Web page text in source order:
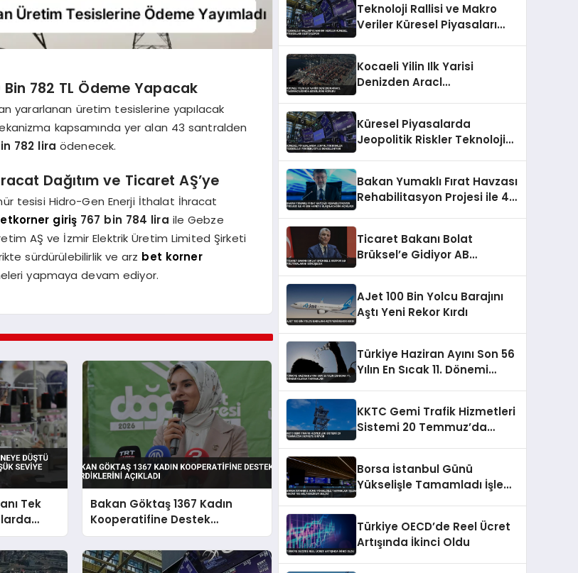
782 TL Ödeme Yapacak
yararlanan üretim tesislerine yapılacak
kapsamında yer alan 43 santralden
782 lira ödenecek.
Dağıtım ve Ticaret AŞ’ye
tesisi Hidro-Gen Enerji İthalat İhracat
giriş 767 bin 784 lira ile Gebze
AŞ ve İzmir Elektrik Üretim Limited Şirketi
sürdürülebilirlik ve arz bet korner
yapmaya devam ediyor.
Tek
Seviye
Bakan Göktaş 1367 Kadın
Kooperatifine Destek
Verdiklerini Açıkladı
Teknoloji Rallisi ve Makro
Veriler Küresel Piyasaları
Kocaeli Yilin Ilk Yarisi
Denizden Aracl
Küresel Piyasalarda
Jeopolitik Riskler Teknoloji
Bakan Yumaklı Fırat Havzası
Rehabilitasyon Projesi ile 40
Ticaret Bakanı Bolat
Brüksel’e Gidiyor AB
AJet 100 Bin Yolcu Barajını
Aştı Yeni Rekor Kırdı
Türkiye Haziran Ayını Son 56
Yılın En Sıcak 11. Dönemi
KKTC Gemi Trafik Hizmetleri
Sistemi 20 Temmuz’da
Borsa İstanbul Günü
Yükselişle Tamamladı İşlem
Türkiye OECD’de Reel Ücret
Artışında İkinci Oldu